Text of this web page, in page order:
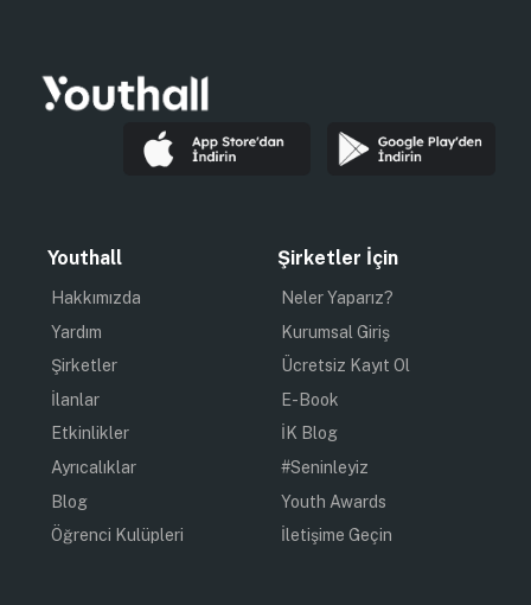
Youthall
Hakkımızda
Yardım
Şirketler
İlanlar
Etkinlikler
Ayrıcalıklar
Blog
Öğrenci Kulüpleri
Şirketler İçin
Neler Yaparız?
Kurumsal Giriş
Ücretsiz Kayıt Ol
E-Book
İK Blog
#Seninleyiz
Youth Awards
İletişime Geçin